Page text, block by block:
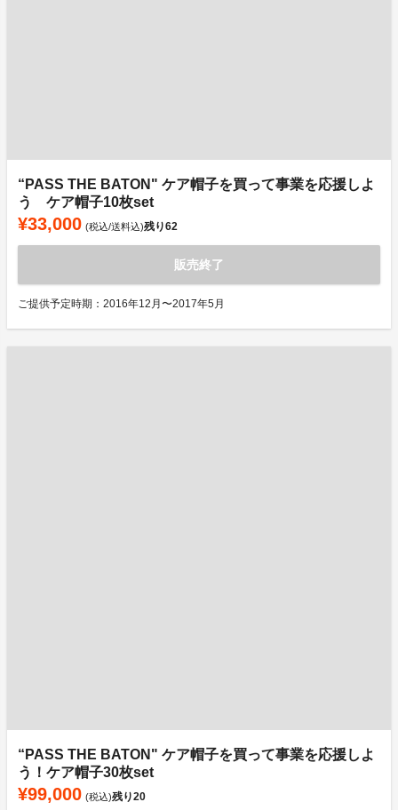
“PASS THE BATON" ケア帽子を買って事業を応援しよ
う ケア帽子10枚set
¥33,000 (税込/送料込)残り62
販売終了
ご提供予定時期：2016年12月〜2017年5月
“PASS THE BATON" ケア帽子を買って事業を応援しよ
う！ケア帽子30枚set
¥99,000 (税込)残り20